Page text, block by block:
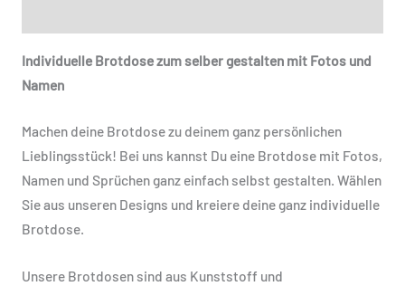
Individuelle Brotdose zum selber gestalten mit Fotos und
Namen
Machen deine Brotdose zu deinem ganz persönlichen
Lieblingsstück! Bei uns kannst Du eine Brotdose mit Fotos,
Namen und Sprüchen ganz einfach selbst gestalten. Wählen
Sie aus unseren Designs und kreiere deine ganz individuelle
Brotdose.
Unsere Brotdosen sind aus Kunststoff und